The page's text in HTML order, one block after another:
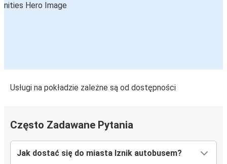
Usługi na pokładzie zależne są od dostępności
Często Zadawane Pytania
Jak dostać się do miasta Iznik autobusem?